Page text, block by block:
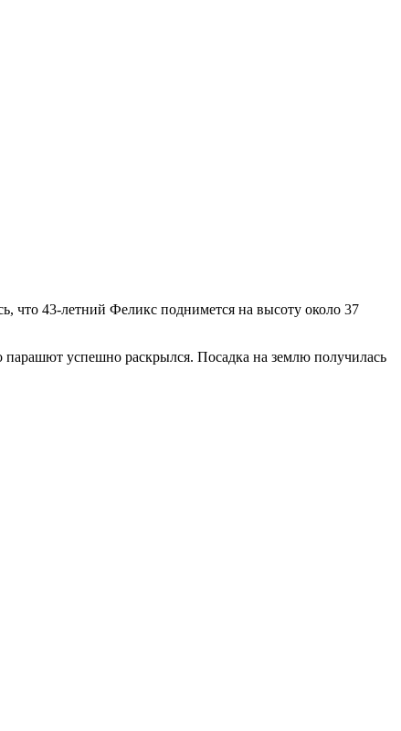
что 43-летний Феликс поднимется на высоту около 37
парашют успешно раскрылся. Посадка на землю получилась